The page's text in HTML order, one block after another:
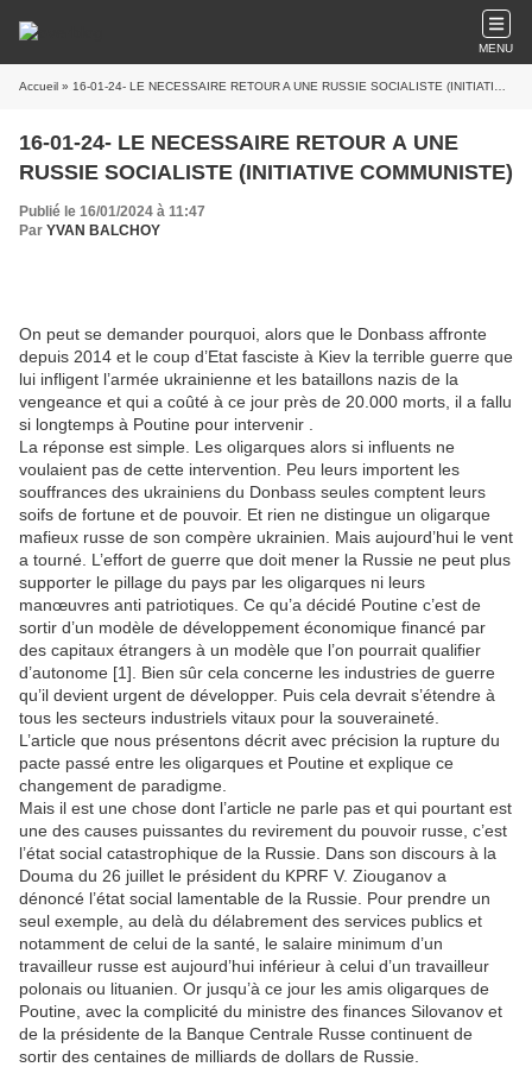
MENU
Accueil » 16-01-24- LE NECESSAIRE RETOUR A UNE RUSSIE SOCIALISTE (INITIATIVE COMMUNISTE)
16-01-24- LE NECESSAIRE RETOUR A UNE
RUSSIE SOCIALISTE (INITIATIVE COMMUNISTE)
Publié le 16/01/2024 à 11:47
Par YVAN BALCHOY
On peut se demander pourquoi, alors que le Donbass affronte
depuis 2014 et le coup d’Etat fasciste à Kiev la terrible guerre que
lui infligent l’armée ukrainienne et les bataillons nazis de la
vengeance et qui a coûté à ce jour près de 20.000 morts, il a fallu
si longtemps à Poutine pour intervenir .
La réponse est simple. Les oligarques alors si influents ne
voulaient pas de cette intervention. Peu leurs importent les
souffrances des ukrainiens du Donbass seules comptent leurs
soifs de fortune et de pouvoir. Et rien ne distingue un oligarque
mafieux russe de son compère ukrainien. Mais aujourd’hui le vent
a tourné. L’effort de guerre que doit mener la Russie ne peut plus
supporter le pillage du pays par les oligarques ni leurs
manœuvres anti patriotiques. Ce qu’a décidé Poutine c’est de
sortir d’un modèle de développement économique financé par
des capitaux étrangers à un modèle que l’on pourrait qualifier
d’autonome [1]. Bien sûr cela concerne les industries de guerre
qu’il devient urgent de développer. Puis cela devrait s’étendre à
tous les secteurs industriels vitaux pour la souveraineté.
L’article que nous présentons décrit avec précision la rupture du
pacte passé entre les oligarques et Poutine et explique ce
changement de paradigme.
Mais il est une chose dont l’article ne parle pas et qui pourtant est
une des causes puissantes du revirement du pouvoir russe, c’est
l’état social catastrophique de la Russie. Dans son discours à la
Douma du 26 juillet le président du KPRF V. Ziouganov a
dénoncé l’état social lamentable de la Russie. Pour prendre un
seul exemple, au delà du délabrement des services publics et
notamment de celui de la santé, le salaire minimum d’un
travailleur russe est aujourd’hui inférieur à celui d’un travailleur
polonais ou lituanien. Or jusqu’à ce jour les amis oligarques de
Poutine, avec la complicité du ministre des finances Silovanov et
de la présidente de la Banque Centrale Russe continuent de
sortir des centaines de milliards de dollars de Russie.